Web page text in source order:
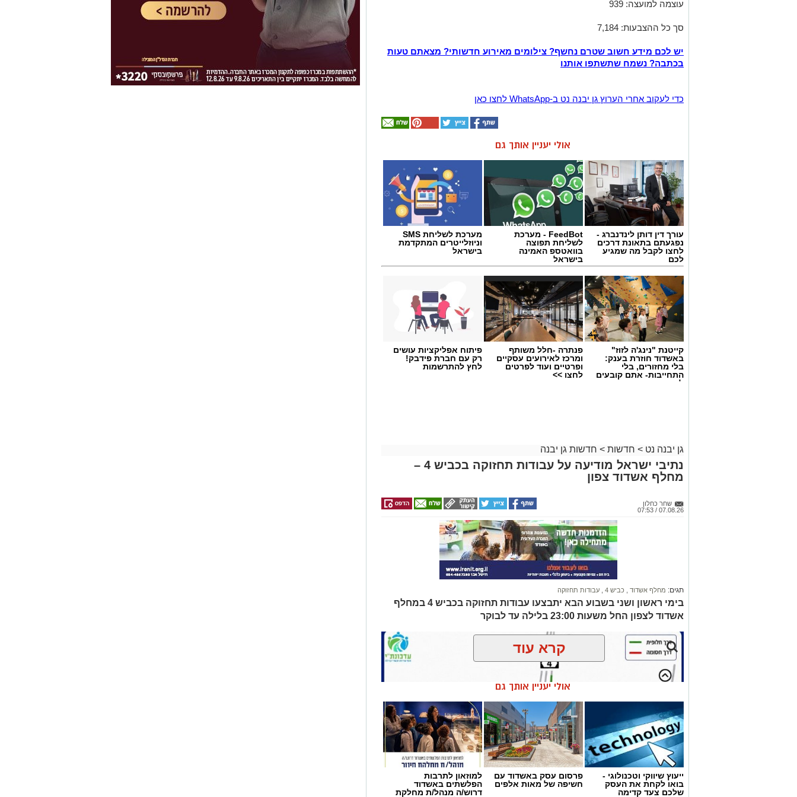
עוצמה למועצה: 939
סך כל ההצבעות: 7,184
יש לכם מידע חשוב שטרם נחשף? צילומים מאירוע חדשותי? מצאתם טעות
בכתבה? נשמח שתשתפו אותנו
‏כדי לעקוב אחרי הערוץ גן יבנה נט ב-WhatsApp לחצו כאן
אולי יעניין אותך גם
עורך דין דותן לינדנברג -
נפגעתם בתאונת דרכים
לחצו לקבל מה שמגיע
לכם
FeedBot - מערכת
לשליחת תפוצה
בוואטספ האמינה
בישראל
מערכת לשליחת SMS
וניוזלייטרים המתקדמת
בישראל
קייטנת "נינג'ה לזוז"
באשדוד חוזרת בענק:
בלי מחזורים, בלי
התחייבות- אתם קובעים
לכמה ואיזה ימים
פנתרה -חלל משותף
ומרכז לאירועים עסקיים
ופרטיים ועוד לפרטים
לחצו >>
פיתוח אפליקציות עושים
רק עם חברת פידבק!
לחץ להתרשמות
גן יבנה נט > חדשות > חדשות גן יבנה
נתיבי ישראל מודיעה על עבודות תחזוקה בכביש 4 –
מחלף אשדוד צפון
שחר כחלון
07.08.26 / 07:53
תגים: מחלף אשדוד כביש 4 עבודות תחזוקה
בימי ראשון ושני בשבוע הבא יתבצעו עבודות תחזוקה בכביש 4 במחלף
אשדוד לצפון החל משעות 23:00 בלילה עד לבוקר
קרא עוד
אולי יעניין אותך גם
ייעוץ שיווקי וטכנולוגי -
בואו לקחת את העסק
שלכם צעד קדימה
פרסום עסק באשדוד עם
חשיפה של מאות אלפים
למוזאון לתרבות
הפלשתים באשדוד
דרוש/ה מנהל/ת מחלקת